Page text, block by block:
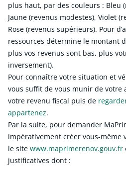
plus haut, par des couleurs : Bleu
Jaune (revenus modestes), Violet
Rose (revenus supérieurs). Pour
ressources détermine le montant
plus vos revenus sont bas, plus
inversement).
Pour connaître votre situation et
vous suffit de vous munir de votre
votre revenu fiscal puis de
appartenez.
Par la suite, pour demander
impérativement créer vous-même
le site www.maprimerenov.gouv.fr
justificatives dont :